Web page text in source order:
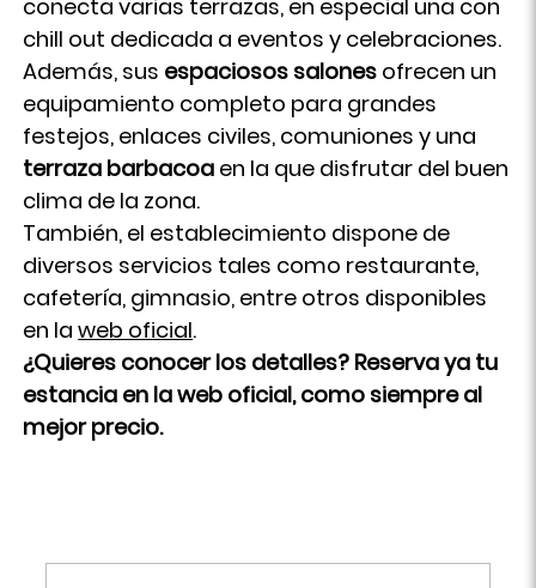
conecta varias terrazas, en especial una con
chill out dedicada a eventos y celebraciones.
Además, sus espaciosos salones ofrecen un
equipamiento completo para grandes
festejos, enlaces civiles, comuniones y una
terraza barbacoa en la que disfrutar del buen
clima de la zona.
También, el establecimiento dispone de
diversos servicios tales como restaurante,
cafetería, gimnasio, entre otros disponibles
en laweb oficial.
¿Quieres conocer los detalles? Reserva ya tu
estancia en la web oficial, como siempre al
mejor precio.